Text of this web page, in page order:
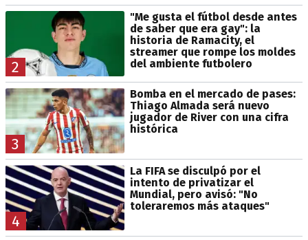
2
"Me gusta el fútbol desde antes
de saber que era gay": la
historia de Ramacity, el
streamer que rompe los moldes
del ambiente futbolero
3
Bomba en el mercado de pases:
Thiago Almada será nuevo
jugador de River con una cifra
histórica
4
La FIFA se disculpó por el
intento de privatizar el
Mundial, pero avisó: "No
toleraremos más ataques"